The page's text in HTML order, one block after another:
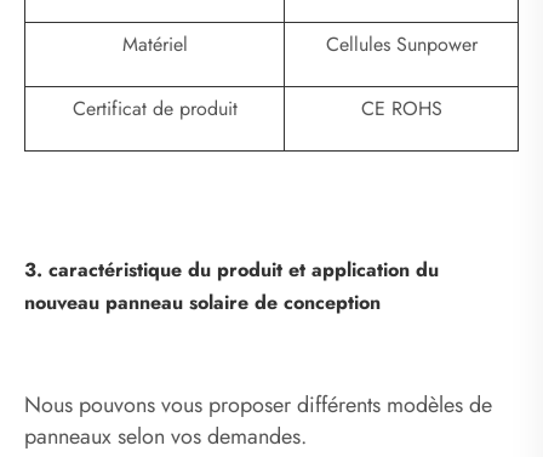
Matériel Cellules Sunpower
Certificat de produit CE ROHS
3. caractéristique du produit et application du
nouveau panneau solaire de conception
Nous pouvons vous proposer différents modèles de
panneaux selon vos demandes.